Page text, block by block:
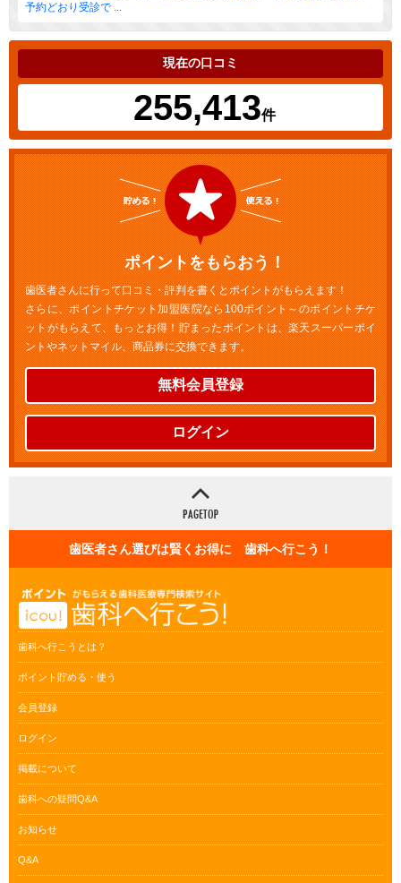
予約どおり受診で ...
現在の口コミ
255,413件
ポイントをもらおう！
歯医者さんに行って口コミ・評判を書くとポイントがもらえます！
さらに、ポイントチケット加盟医院なら100ポイント～のポイントチケ
ットがもらえて、もっとお得！貯まったポイントは、楽天スーパーポイ
ントやネットマイル、商品券に交換できます。
無料会員登録
ログイン
歯医者さん選びは賢くお得に 歯科へ行こう！
歯科へ行こうとは？
ポイント貯める・使う
会員登録
ログイン
掲載について
歯科への疑問Q&A
お知らせ
Q&A